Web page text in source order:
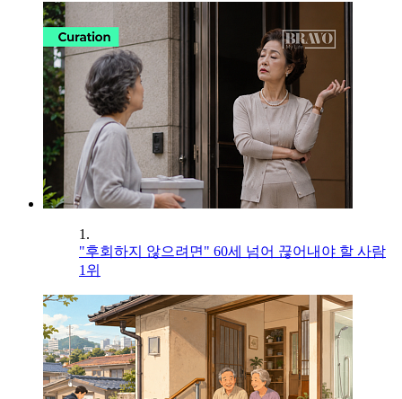
1.
"후회하지 않으려면" 60세 넘어 끊어내야 할 사람
1위